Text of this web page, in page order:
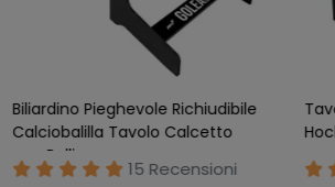
Mini Calcetto Biliardino Biliardo
da Tavolo Stecche Palline Aste
Calcio Balilla
22 Recensioni